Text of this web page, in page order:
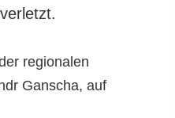
regionalen
Ganscha, auf